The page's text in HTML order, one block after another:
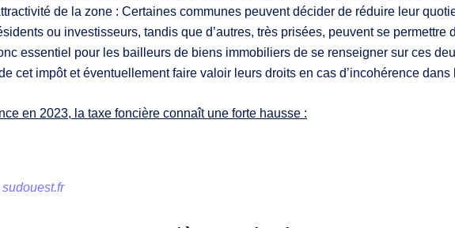
de la zone : Certaines communes peuvent décider de réduire leur
ou investisseurs, tandis que d’autres, très prisées, peuvent se permettre
essentiel pour les bailleurs de biens immobiliers de se renseigner sur ces
cet impôt et éventuellement faire valoir leurs droits en cas d’incohérence dans
en 2023, la taxe foncière connaît une forte hausse :
sudouest.fr